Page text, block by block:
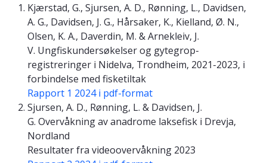
Kjærstad, G., Sjursen, A. D., Rønning, L., Davidsen,
A. G., Davidsen, J. G., Hårsaker, K., Kielland, Ø. N.,
Olsen, K. A., Daverdin, M. & Arnekleiv, J.
V. Ungfiskundersøkelser og gytegrop-
registreringer i Nidelva, Trondheim, 2021-2023, i
forbindelse med fisketiltak
Rapport 1 2024 i pdf-format
Sjursen, A. D., Rønning, L. & Davidsen, J.
G. Overvåkning av anadrome laksefisk i Drevja,
Nordland
Resultater fra videoovervåkning 2023